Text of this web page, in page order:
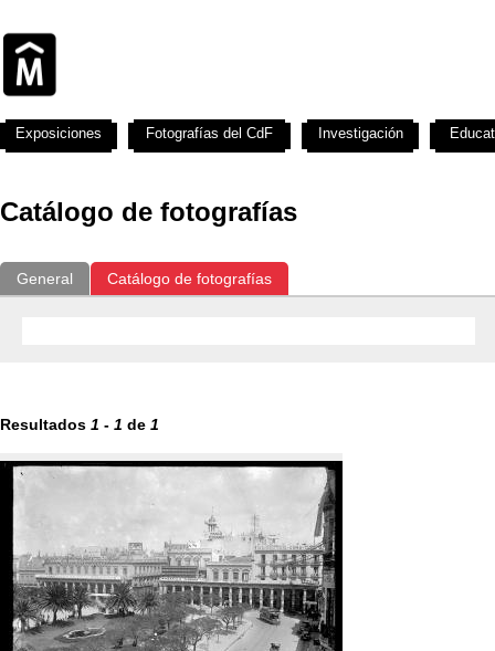
Catálogo de fotografías
General Catálogo de fotografías
Resultados 1 - 1 de 1
Exposiciones Fotografías del CdF Investigación